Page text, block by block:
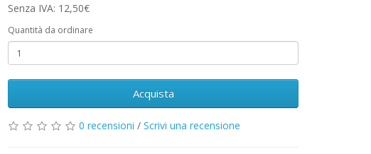
Senza IVA: 12,50€
Quantità da ordinare
Acquista
0 recensioni /Scrivi una recensione